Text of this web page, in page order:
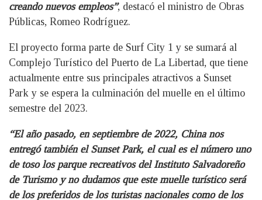
creando nuevos empleos”, destacó el ministro de Obras
Públicas, Romeo Rodríguez.
El proyecto forma parte de Surf City 1 y se sumará al
Complejo Turístico del Puerto de La Libertad, que tiene
actualmente entre sus principales atractivos a Sunset
Park y se espera la culminación del muelle en el último
semestre del 2023.
“El año pasado, en septiembre de 2022, China nos
entregó también el Sunset Park, el cual es el número uno
de toso los parque recreativos del Instituto Salvadoreño
de Turismo y no dudamos que este muelle turístico será
de los preferidos de los turistas nacionales como de los